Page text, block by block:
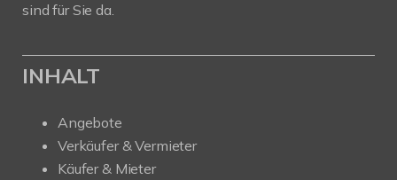
sind für Sie da.
INHALT
Angebote
Verkäufer & Vermieter
Käufer & Mieter